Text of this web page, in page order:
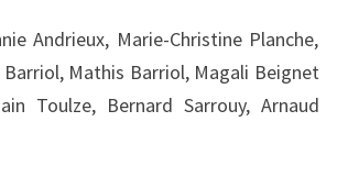
Andrieux, Marie-Christine Planche,
Mathis Barriol, Magali Beignet
Toulze, Bernard Sarrouy, Arnaud